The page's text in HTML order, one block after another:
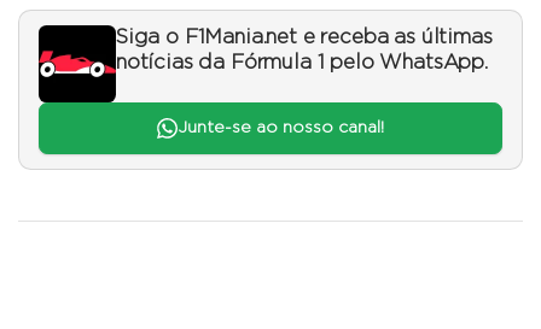
Siga o F1Mania.net e receba as últimas
notícias da Fórmula 1 pelo WhatsApp.
Junte-se ao nosso canal!